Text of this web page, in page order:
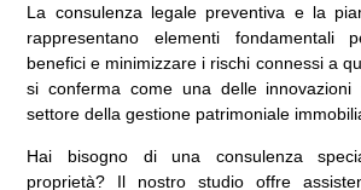
La consulenza legale preventiva e la
rappresentano elementi fondamentali
benefici e minimizzare i rischi connessi a
si conferma come una delle innovazioni
settore della gestione patrimoniale
Hai bisogno di una consulenza
proprietà? Il nostro studio offre